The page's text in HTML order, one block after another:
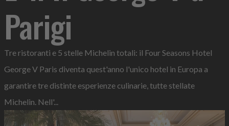
Parigi
Tre ristoranti e 5 stelle Michelin totali: il Four Seasons Hotel
George V Paris diventa quest'anno l'unico hotel in Europa a
garantire tre distinte esperienze culinarie, tutte stellate
Michelin. Nell'...